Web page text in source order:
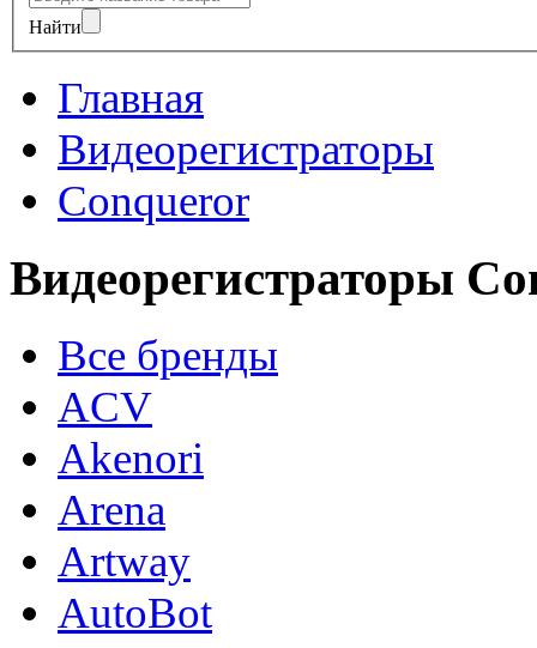
Найти
Главная
Видеорегистраторы
Conqueror
Видеорегистраторы
Все бренды
ACV
Akenori
Arena
Artway
AutoBot